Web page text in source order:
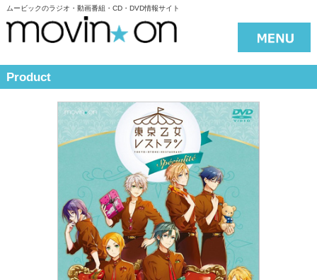
ムービックのラジオ・動画番組・CD・DVD情報サイト
Product